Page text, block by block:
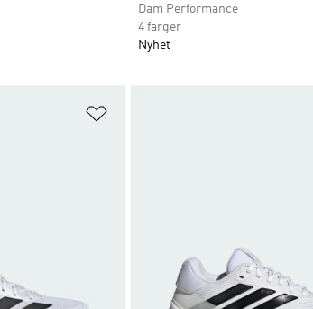
Dam Performance
4 färger
Nyhet